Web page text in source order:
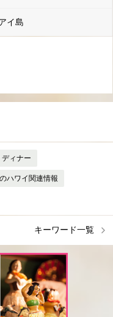
イ島
ディナー
ハワイ関連情報
キーワード一覧